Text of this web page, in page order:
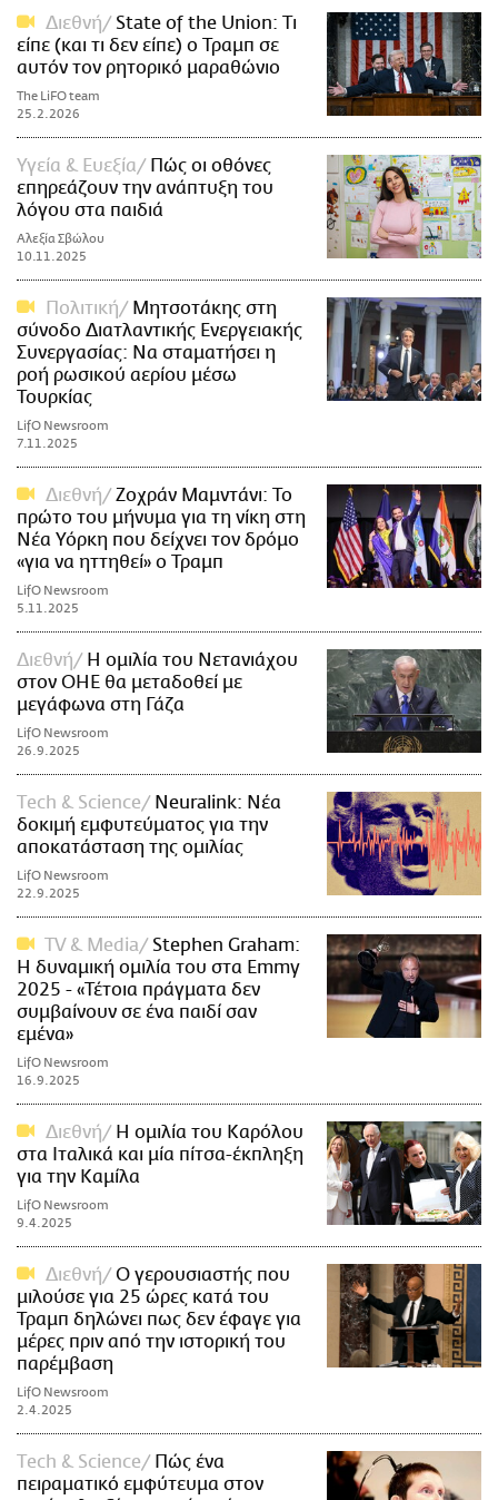
Διεθνή
State of the Union: Τι
είπε (και τι δεν είπε) ο Τραμπ σε
αυτόν τον ρητορικό μαραθώνιο
The LiFO team
25.2.2026
Υγεία & Ευεξία
Πώς οι οθόνες
επηρεάζουν την ανάπτυξη του
λόγου στα παιδιά
Αλεξία Σβώλου
10.11.2025
Πολιτική
Μητσοτάκης στη
σύνοδο Διατλαντικής Ενεργειακής
Συνεργασίας: Να σταματήσει η
ροή ρωσικού αερίου μέσω
Τουρκίας
LifO Newsroom
7.11.2025
Διεθνή
Ζοχράν Μαμντάνι: Το
πρώτο του μήνυμα για τη νίκη στη
Νέα Υόρκη που δείχνει τον δρόμο
«για να ηττηθεί» ο Τραμπ
LifO Newsroom
5.11.2025
Διεθνή
Η ομιλία του Νετανιάχου
στον ΟΗΕ θα μεταδοθεί με
μεγάφωνα στη Γάζα
LifO Newsroom
26.9.2025
Τech & Science
Neuralink: Νέα
δοκιμή εμφυτεύματος για την
αποκατάσταση της ομιλίας
LifO Newsroom
22.9.2025
TV & Media
Stephen Graham:
Η δυναμική ομιλία του στα Emmy
2025 - «Τέτοια πράγματα δεν
συμβαίνουν σε ένα παιδί σαν
εμένα»
LifO Newsroom
16.9.2025
Διεθνή
Η ομιλία του Καρόλου
στα Ιταλικά και μία πίτσα-έκπληξη
για την Καμίλα
LifO Newsroom
9.4.2025
Διεθνή
Ο γερουσιαστής που
μιλούσε για 25 ώρες κατά του
Τραμπ δηλώνει πως δεν έφαγε για
μέρες πριν από την ιστορική του
παρέμβαση
LifO Newsroom
2.4.2025
Τech & Science
Πώς ένα
πειραματικό εμφύτευμα στον